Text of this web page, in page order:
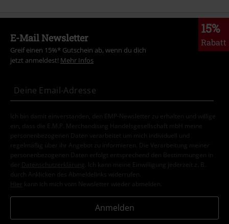
15%
Rabatt
E-Mail Newsletter
Greif einen 15%* Gutschein ab, wenn du dich
jetzt anmeldest! Mehr Infos
Ich bin damit einverstanden, den EMP-Newsletter zu erhalten und willige
ein, dass die E.M.P. Merchandising Handelsgesellschaft mbH meine
personenbezogenen Daten verarbeitet um mich individuell und
regelmäßig über ihr Angebot zu informieren. Die Verarbeitung meiner
personenbezogenen Daten erfolgt entsprechend den Bestimmungen in
der
Datenschutzerklärung
. Ich kann meine Einwilligung jederzeit z. B.
durch Anklicken des Abmeldelinks widerrufen.
Hier kann ich mich vom Newsletter wieder abmelden.
Anmelden